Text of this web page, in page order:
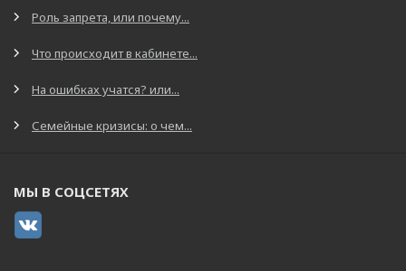
Роль запрета, или почему...
Что происходит в кабинете...
На ошибках учатся? или...
Семейные кризисы: о чем...
МЫ В СОЦСЕТЯХ